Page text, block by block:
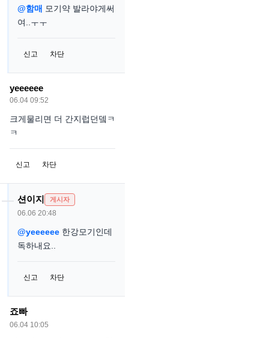
@함매 모기약 발라야게써
여..ㅜㅜ
신고 차단
yeeeeee
06.04 09:52
크게물리면 더 간지럽던뎈ㅋ
ㅋ
신고 차단
션이지 게시자
06.06 20:48
@yeeeeee 한강모기인데
독하내요..
신고 차단
죠빠
06.04 10:05